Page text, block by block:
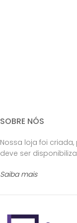
SOBRE NÓS
Nossa loja foi
deve ser
Saiba mais